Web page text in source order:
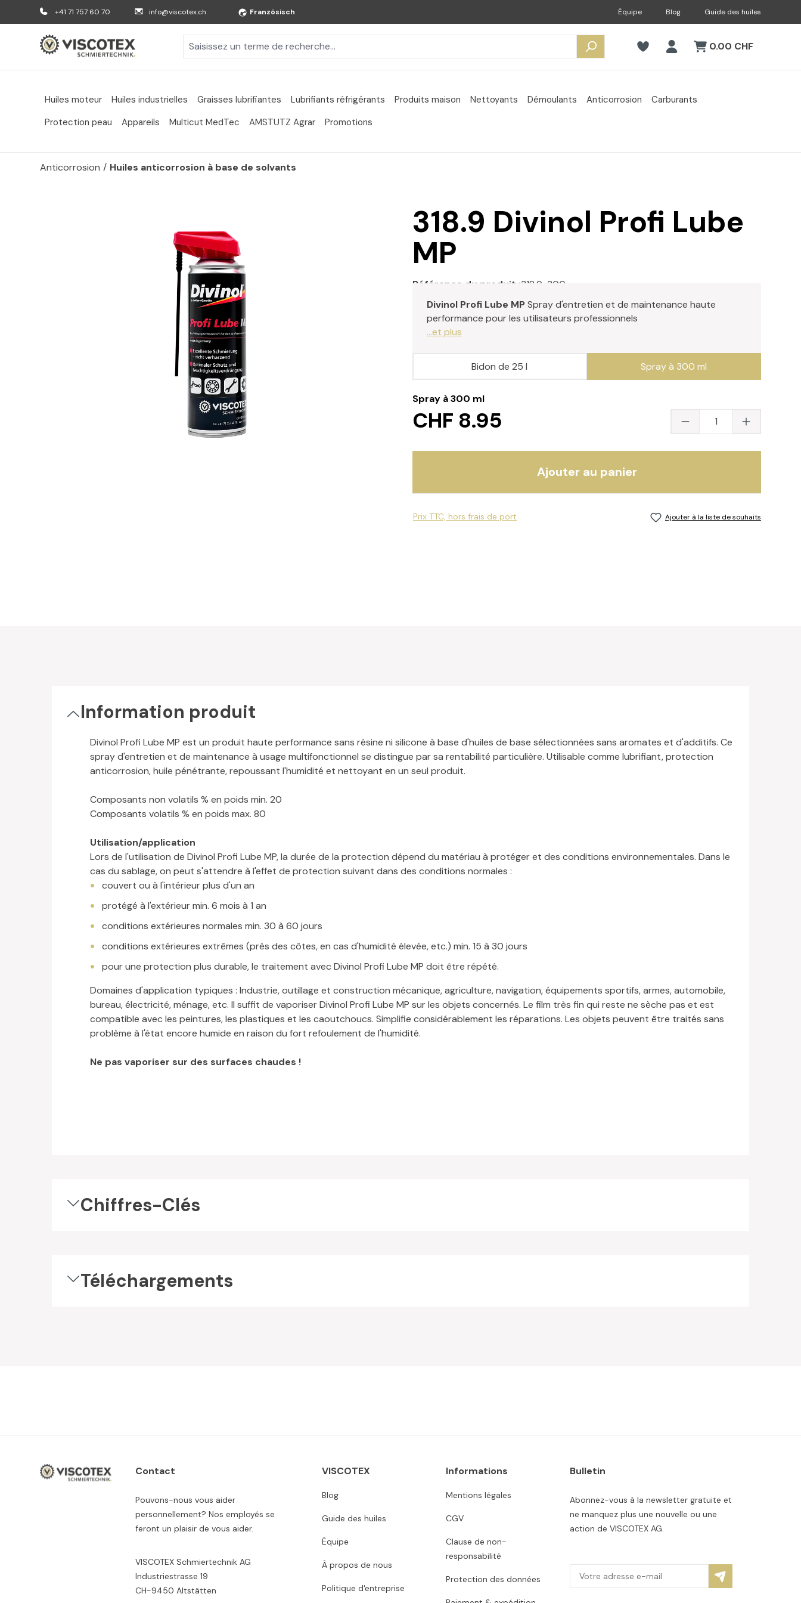
au contenu principal
Aller à la recherche
Aller à la navigation principale
+41 71 757 60 70 info@viscotex.ch Französisch Équipe Blog Guide des huiles
0.00 CHF
Huiles moteur Huiles industrielles Graisses lubrifiantes Lubrifiants réfrigérants Produits maison Nettoyants Démoulants Anticorrosion
Carburants
Protection peau
Appareils Multicut MedTec AMSTUTZ Agrar Promotions
Anticorrosion / Huiles anticorrosion à base de solvants
318.9 Divinol Profi Lube
MP
Référence du produit :318.9-300
Divinol Profi Lube MPSpray d'entretien et de maintenance haute
performance pour les utilisateurs professionnels
...et plus
Spray à 300 ml
CHF 8.95
Bidon de 25 l Spray à 300 ml
Quantité du
Ajouter au panier
Prix TTC, hors frais de port Ajouter à la liste de souhaits
Information produit
Divinol Profi Lube MP est un produit haute performance sans résine ni silicone à base d'huiles de base sélectionnées sans aromates et d'additifs. Ce
spray d'entretien et de maintenance à usage multifonctionnel se distingue par sa rentabilité particulière. Utilisable comme lubrifiant, protection
anticorrosion, huile pénétrante, repoussant l'humidité et nettoyant en un seul produit.
Composants non volatils % en poids min. 20
Composants volatils % en poids max. 80
Utilisation/application
Lors de l'utilisation de Divinol Profi Lube MP, la durée de la protection dépend du matériau à protéger et des conditions environnementales. Dans le
cas du sablage, on peut s'attendre à l'effet de protection suivant dans des conditions normales :
couvert ou à l'intérieur plus d'un an
protégé à l'extérieur min. 6 mois à 1 an
conditions extérieures normales min. 30 à 60 jours
conditions extérieures extrêmes (près des côtes, en cas d'humidité élevée, etc.) min. 15 à 30 jours
pour une protection plus durable, le traitement avec Divinol Profi Lube MP doit être répété.
Domaines d'application typiques : Industrie, outillage et construction mécanique, agriculture, navigation, équipements sportifs, armes, automobile,
bureau, électricité, ménage, etc. Il suffit de vaporiser Divinol Profi Lube MP sur les objets concernés. Le film très fin qui reste ne sèche pas et est
compatible avec les peintures, les plastiques et les caoutchoucs. Simplifie considérablement les réparations. Les objets peuvent être traités sans
problème à l'état encore humide en raison du fort refoulement de l'humidité.
Ne pas vaporiser sur des surfaces chaudes !
Chiffres-Clés
Téléchargements
Contact
Pouvons-nous vous aider
personnellement? Nos employés se
feront un plaisir de vous aider.
VISCOTEX Schmiertechnik AG
Industriestrasse 19
CH-9450 Altstätten
VISCOTEX
Blog
Guide des huiles
Équipe
À propos de nous
Politique d'entreprise
Informations
Mentions légales
CGV
Clause de non-
responsabilité
Protection des données
Bulletin
Abonnez-vous à la newsletter gratuite et
ne manquez plus une nouvelle ou une
action de VISCOTEX AG.